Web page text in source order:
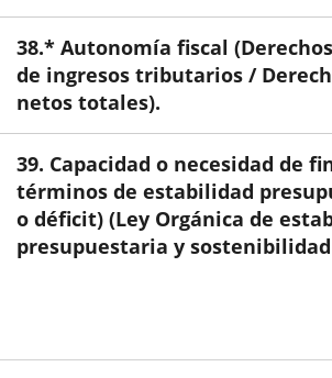
38.* Autonomía fiscal
de ingresos tributarios /
netos totales).
39. Capacidad o necesidad de
términos de estabilidad
o déficit) (Ley Orgánica de
presupuestaria y